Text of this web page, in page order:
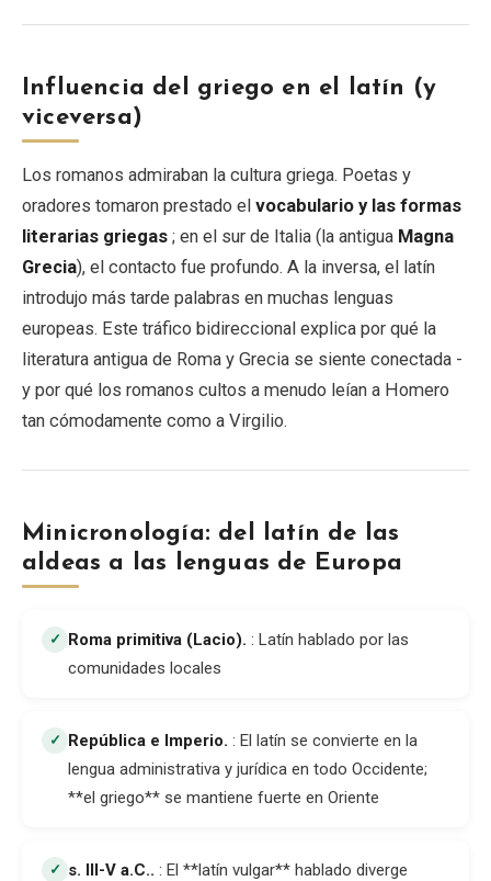
Influencia del griego en el latín (y
viceversa)
Los romanos admiraban la cultura griega. Poetas y
oradores tomaron prestado el vocabulario y las formas
literarias griegas ; en el sur de Italia (la antigua Magna
Grecia), el contacto fue profundo. A la inversa, el latín
introdujo más tarde palabras en muchas lenguas
europeas. Este tráfico bidireccional explica por qué la
literatura antigua de Roma y Grecia se siente conectada -
y por qué los romanos cultos a menudo leían a Homero
tan cómodamente como a Virgilio.
Minicronología: del latín de las
aldeas a las lenguas de Europa
✓ Roma primitiva (Lacio). : Latín hablado por las
comunidades locales
✓ República e Imperio. : El latín se convierte en la
lengua administrativa y jurídica en todo Occidente;
**el griego** se mantiene fuerte en Oriente
✓ s. III-V a.C.. : El **latín vulgar** hablado diverge